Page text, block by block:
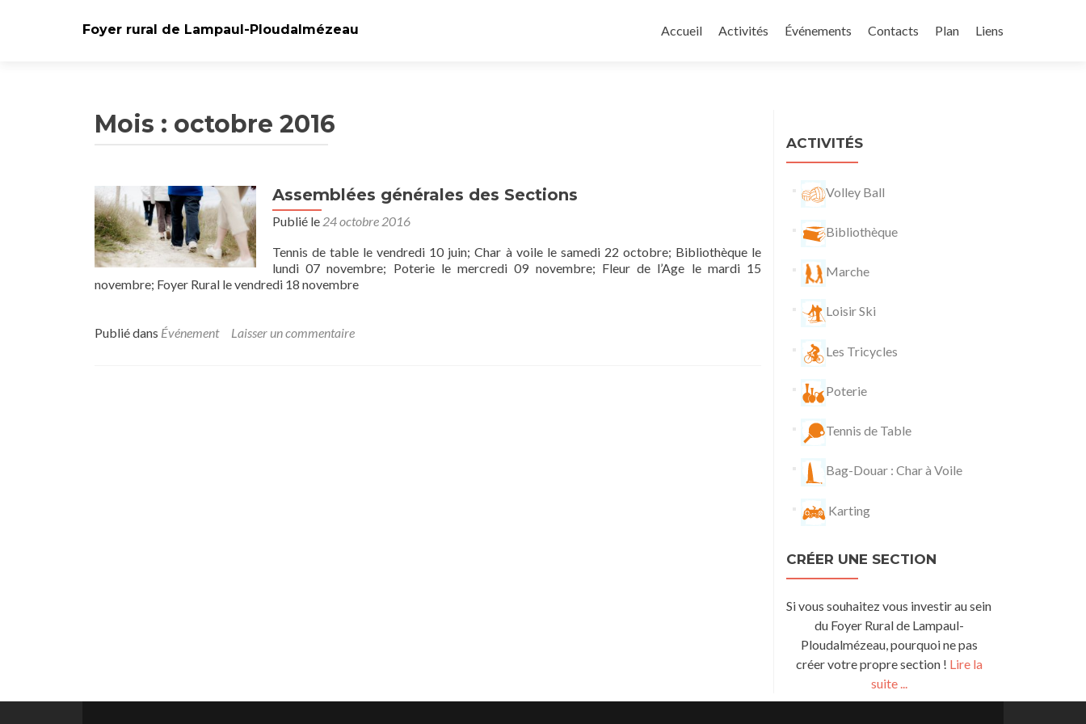
Foyer rural de Lampaul-Ploudalmézeau
au
Accueil Activités Événements Contacts Plan Liens
Mois : octobre 2016
Assemblées générales des Sections
Publié le 24 octobre 2016
Tennis de table le vendredi 10 juin; Char à voile le samedi 22 octobre; Bibliothèque le
lundi 07 novembre; Poterie le mercredi 09 novembre; Fleur de l’Age le mardi 15
novembre; Foyer Rural le vendredi 18 novembre
Publié dans Événement Laisser un commentaire
ACTIVITÉS
Volley Ball
Bibliothèque
Marche
Loisir Ski
Les Tricycles
Poterie
Tennis de Table
Bag-Douar : Char à Voile
Karting
CRÉER UNE SECTION
Si vous souhaitez vous investir au sein
du Foyer Rural de Lampaul-
Ploudalmézeau, pourquoi ne pas
créer votre propre section ! Lire la
suite ...